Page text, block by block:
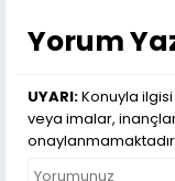
Yorum
UYARI:Konuyla
veya imalar,